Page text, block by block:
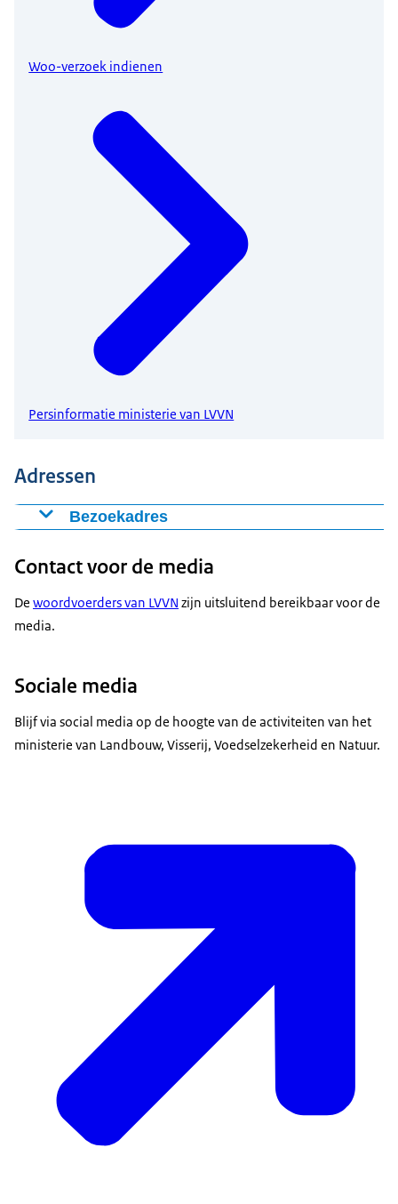
Woo-verzoek indienen
Persinformatie ministerie van LVVN
Adressen
Bezoekadres
Natuur
2594 AC Den Haag
070 379 8911
Bel dit telefoonnummer niet als u vragen heeft over
wetten en regels. Daarvoor kunt u contact opnemen
Natuur
Postbus 20401
Contact voor de media
De woordvoerders van LVVN zijn uitsluitend bereikbaar voor de
media.
Sociale media
Blijf via social media op de hoogte van de activiteiten van het
ministerie van Landbouw, Visserij, Voedselzekerheid en Natuur.